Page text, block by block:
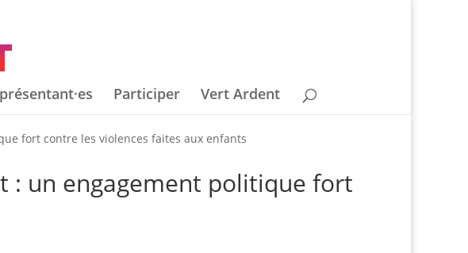
Participer Vert Ardent
fort contre les violences faites aux enfants
: un engagement politique fort